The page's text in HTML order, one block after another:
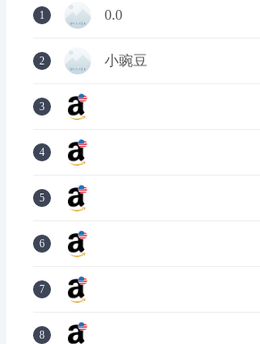
1 0.0
2 小豌豆
3
4
5
6
7
8